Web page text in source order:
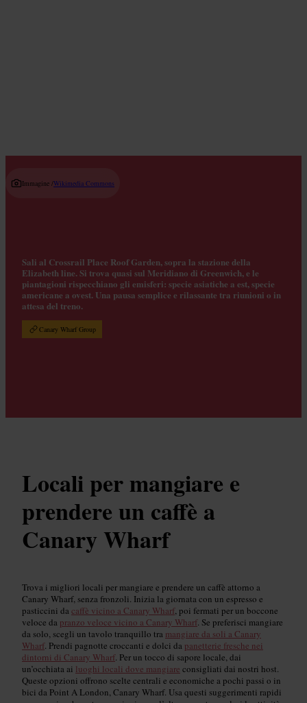
Immagine /Wikimedia Commons
Sali al Crossrail Place Roof Garden, sopra la stazione della
Elizabeth line. Si trova quasi sul Meridiano di Greenwich, e le
piantagioni rispecchiano gli emisferi: specie asiatiche a est, specie
americane a ovest. Una pausa semplice e rilassante tra riunioni o in
attesa del treno.
Canary Wharf Group
Locali per mangiare e
prendere un caffè a
Canary Wharf
Trova i migliori locali per mangiare e prendere un caffè attorno a
Canary Wharf, senza fronzoli. Inizia la giornata con un espresso e
pasticcini dacaffè vicino a Canary Wharf, poi fermati per un boccone
veloce da pranzo veloce vicino a Canary Wharf. Se preferisci mangiare
da solo, scegli un tavolo tranquillo tra mangiare da soli a Canary
Wharf. Prendi pagnotte croccanti e dolci da panetterie fresche nei
dintorni di Canary Wharf. Per un tocco di sapore locale, dai
un’occhiata ai luoghi locali dove mangiare consigliati dai nostri host.
Queste opzioni offrono scelte centrali e economiche a pochi passi o in
bici da Point A London, Canary Wharf. Usa questi suggerimenti rapidi